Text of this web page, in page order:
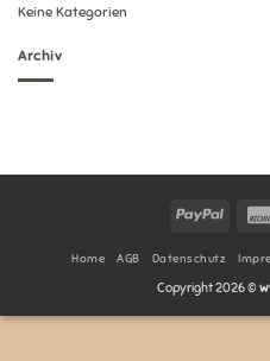
Keine Kategorien
Archiv
PayPal
Home AGB Datenschutz
Copyright 2026 ©